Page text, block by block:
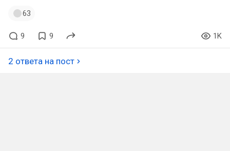
63
9 9 1K
2 ответа на пост